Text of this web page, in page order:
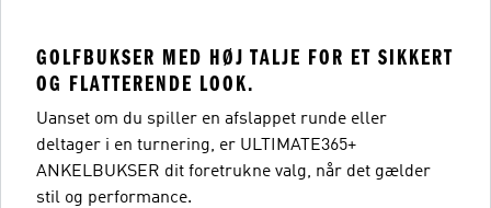
GOLFBUKSER MED HØJ TALJE FOR ET SIKKERT
OG FLATTERENDE LOOK.
Uanset om du spiller en afslappet runde eller
deltager i en turnering, er ULTIMATE365+
ANKELBUKSER dit foretrukne valg, når det gælder
stil og performance.